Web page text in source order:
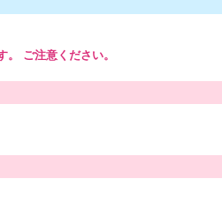
ご注意ください。